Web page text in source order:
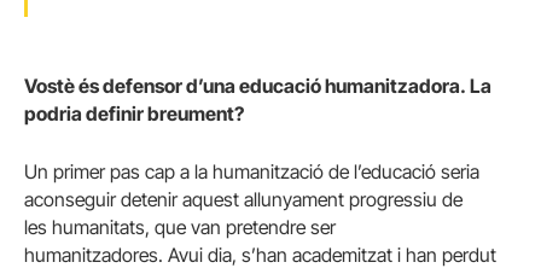
Vostè és defensor d’una educació humanitzadora. La
podria definir breument?
Un primer pas cap a la humanització de l’educació seria
aconseguir detenir aquest allunyament progressiu de
les humanitats, que van pretendre ser
humanitzadores. Avui dia, s’han academitzat i han perdut